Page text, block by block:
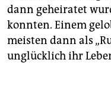
dann geheiratet
konnten. Einem
meisten dann als
unglücklich ihr